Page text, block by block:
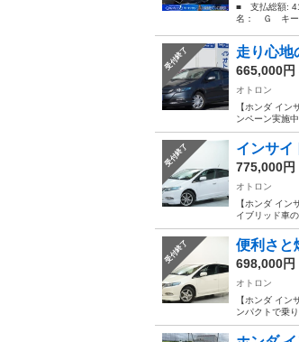
■ 支払総額:
名： Ｇ キー
受付終了 走り心
665,000円
オトロン
【ホンダ イ
ンペーン実
受付終了 インサイ
775,000円
オトロン
【ホンダ イ
イブリッド車
受付終了 便利さ
698,000円
オトロン
【ホンダ イ
ンパクトで乗